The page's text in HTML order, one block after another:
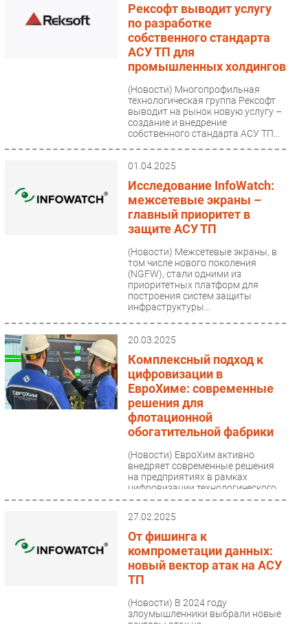
Рексофт выводит услугу
по разработке
собственного стандарта
АСУ ТП для
промышленных холдингов
(Новости) Многопрофильная
технологическая группа Рексофт
выводит на рынок новую услугу –
создание и внедрение
собственного стандарта АСУ ТП...
01.04.2025
Исследование InfoWatch:
межсетевые экраны –
главный приоритет в
защите АСУ ТП
(Новости) Межсетевые экраны, в
том числе нового поколения
(NGFW), стали одними из
приоритетных платформ для
построения систем защиты
инфраструктуры...
20.03.2025
Комплексный подход к
цифровизации в
ЕвроХиме: современные
решения для
флотационной
обогатительной фабрики
(Новости) ЕвроХим активно
внедряет современные решения
на предприятиях в рамках
цифровизации технологического
процесса. В основе этих решений...
27.02.2025
От фишинга к
компрометации данных:
новый вектор атак на АСУ
ТП
(Новости) В 2024 году
злоумышленники выбрали новые